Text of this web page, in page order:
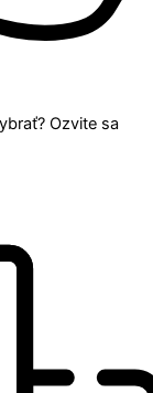
Ozvite sa